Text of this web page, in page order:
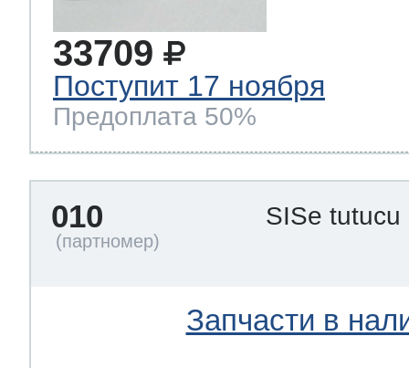
33709
Поступит 17 ноября
Предоплата 50%
010 SISe tutucu
Запчасти в